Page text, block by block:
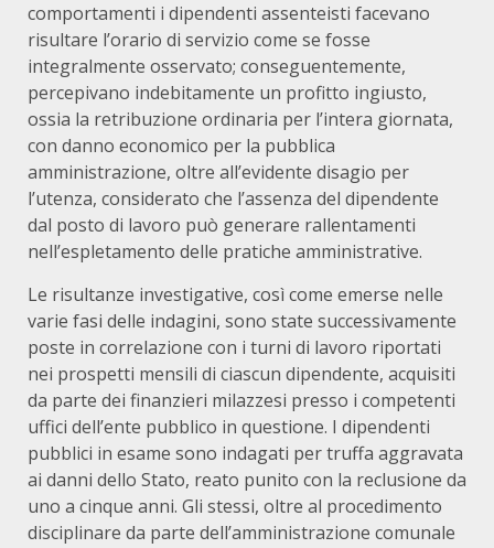
comportamenti i dipendenti assenteisti facevano
risultare l’orario di servizio come se fosse
integralmente osservato; conseguentemente,
percepivano indebitamente un profitto ingiusto,
ossia la retribuzione ordinaria per l’intera giornata,
con danno economico per la pubblica
amministrazione, oltre all’evidente disagio per
l’utenza, considerato che l’assenza del dipendente
dal posto di lavoro può generare rallentamenti
nell’espletamento delle pratiche amministrative.
Le risultanze investigative, così come emerse nelle
varie fasi delle indagini, sono state successivamente
poste in correlazione con i turni di lavoro riportati
nei prospetti mensili di ciascun dipendente, acquisiti
da parte dei finanzieri milazzesi presso i competenti
uffici dell’ente pubblico in questione. I dipendenti
pubblici in esame sono indagati per truffa aggravata
ai danni dello Stato, reato punito con la reclusione da
uno a cinque anni. Gli stessi, oltre al procedimento
disciplinare da parte dell’amministrazione comunale